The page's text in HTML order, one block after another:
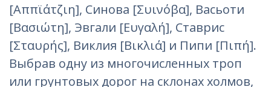
[Αππϊάτζιη], Синова [Συινόβα], Васьоти
[Βασιώτη], Эвгали [Ευγαλή], Ставрис
[Σταυρής], Виклия [Βικλιά] и Пипи [Πιπή].
Выбрав одну из многочисленных троп
или грунтовых дорог на склонах холмов,